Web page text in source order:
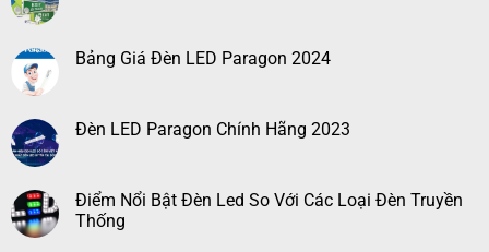
Bảng Giá Đèn LED Paragon 2024
Đèn LED Paragon Chính Hãng 2023
Điểm Nổi Bật Đèn Led So Với Các Loại Đèn Truyền
Thống